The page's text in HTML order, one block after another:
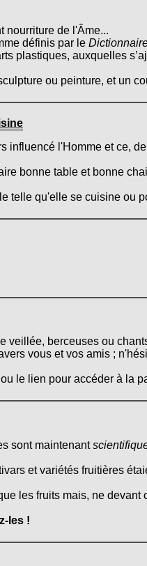
nourriture de l'Âme...
définis par le
plastiques, auxquelles
ou peinture, et un
influencé l'Homme et ce,
bonne table et bonne
telle qu'elle se cuisine ou
veillée, berceuses ou
vous et vos amis ;
le lien pour accéder à la
sont maintenant
et variétés fruitières
les fruits mais, ne
les !